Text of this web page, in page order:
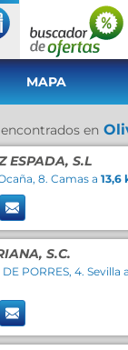
MAPA
encontrados en
ESPADA, S.L
8. Camas a 13,6
S.C.
PORRES, 4. Sevilla a